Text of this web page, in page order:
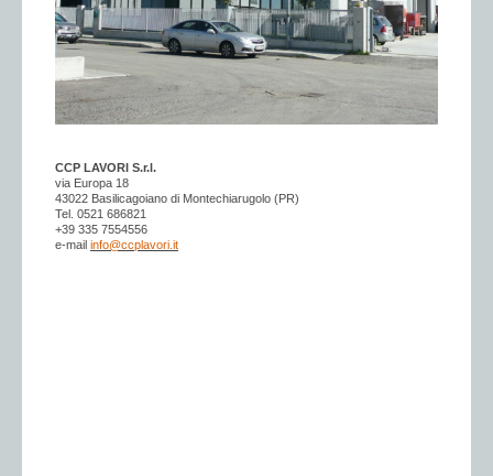
CCP LAVORI S.r.l.
via Europa 18
43022 Basilicagoiano di Montechiarugolo (PR)
Tel. 0521 686821
+39 335 7554556
e-mail info@ccplavori.it